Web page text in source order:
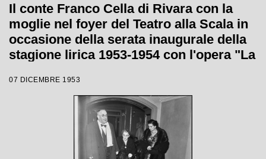
Il conte Franco Cella di Rivara con la
moglie nel foyer del Teatro alla Scala in
occasione della serata inaugurale della
stagione lirica 1953-1954 con l'opera "La
Carlo Maria Giulini, con la regia di
Tatiana Pavlova
07 DICEMBRE 1953